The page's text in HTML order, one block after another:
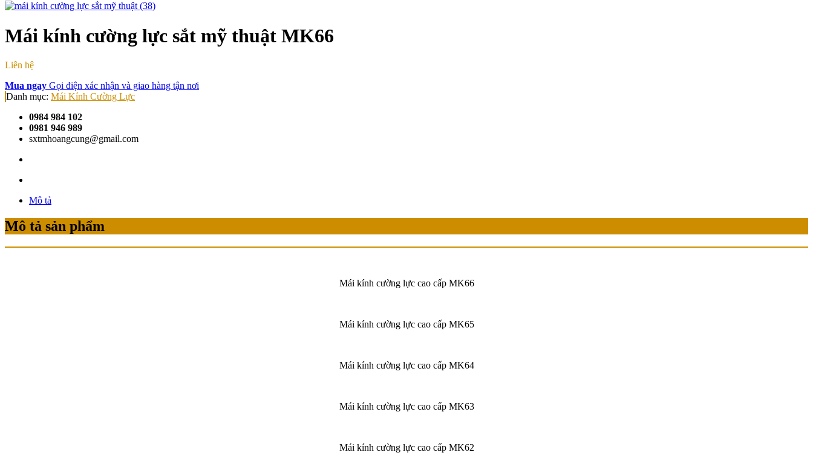
Mái kính cường lực sắt mỹ thuật MK66
Liên hệ
Mua ngay Gọi điện xác nhận và giao hàng tận nơi
Danh mục: Mái Kính Cường Lực
0984 984 102
0981 946 989
sxtmhoangcung@gmail.com
Mô tả
Mô tả sản phẩm
Mái kính cường lực cao cấp MK66
Mái kính cường lực cao cấp MK65
Mái kính cường lực cao cấp MK64
Mái kính cường lực cao cấp MK63
Mái kính cường lực cao cấp MK62